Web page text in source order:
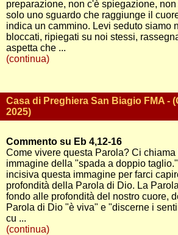
preparazione, non c'è spiegazione,
solo uno sguardo che raggiunge il
indica un cammino. Levi seduto siamo
bloccati, ripiegati su noi stessi,
aspetta che ...
(continua)
Casa di Preghiera San Biagio FMA -
2025)
Commento su Eb 4,12-16
Come vivere questa Parola? Ci
immagine della "spada a doppio
incisiva questa immagine per farci
profondità della Parola di Dio. La
fondo alle profondità del nostro cuore,
Parola di Dio "è viva" e "discerne i
cu ...
(continua)